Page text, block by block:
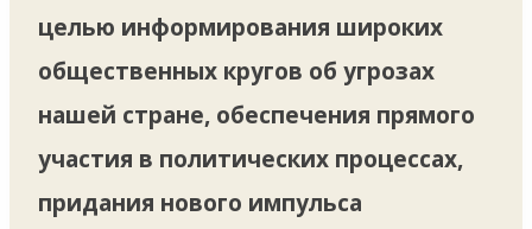
целью информирования широких
общественных кругов об угрозах
нашей стране, обеспечения прямого
участия в политических процессах,
придания нового импульса